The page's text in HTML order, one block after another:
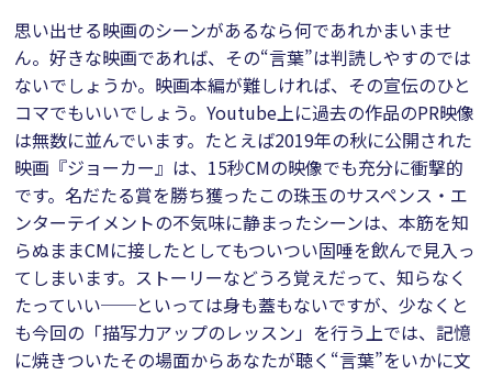
思い出せる映画のシーンがあるなら何であれかまいませ
ん。好きな映画であれば、その“言葉”は判読しやすのでは
ないでしょうか。映画本編が難しければ、その宣伝のひと
コマでもいいでしょう。Youtube上に過去の作品のPR映像
は無数に並んでいます。たとえば2019年の秋に公開された
映画『ジョーカー』は、15秒CMの映像でも充分に衝撃的
です。名だたる賞を勝ち獲ったこの珠玉のサスペンス・エ
ンターテイメントの不気味に静まったシーンは、本筋を知
らぬままCMに接したとしてもついつい固唾を飲んで見入っ
てしまいます。ストーリーなどうろ覚えだって、知らなく
たっていい──といっては身も蓋もないですが、少なくと
も今回の「描写力アップのレッスン」を行う上では、記憶
に焼きついたその場面からあなたが聴く“言葉”をいかに文